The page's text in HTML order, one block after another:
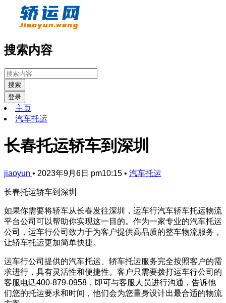
搜索内容
搜索
登录
主页
汽车托运
长春托运轿车到深圳
jiaoyun • 2023年9月6日 pm10:15 • 汽车托运
长春托运轿车到深圳
如果你需要将轿车从长春发往深圳，运车行汽车轿车托运物流
平台公司可以帮助你实现这一目的。作为一家专业的汽车托运
公司，运车行公司致力于为客户提供高品质的整车物流服务，
让轿车托运更加简单快捷。
运车行公司提供的汽车托运、轿车托运服务完全按照客户的需
求进行，具有灵活性和便捷性。客户只需要拨打运车行公司的
客服电话400-879-0958，即可与客服人员进行沟通，告诉他
们您的托运要求和时间，他们会为您量身设计出最合适的物流